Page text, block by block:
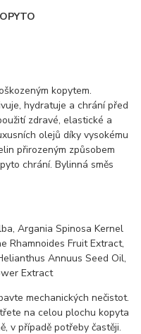
kopytem.
hydratuje a chrání před
zdravé, elastické a
olejů díky vysokému
přirozeným způsobem
chrání. Bylinná směs
Argania Spinosa Kernel
Rhamnoides Fruit Extract,
Annuus Seed Oil,
Extract
mechanických nečistot.
na celou plochu kopyta
v případě potřeby častěji.